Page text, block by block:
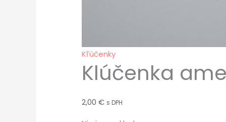
Kľúčenky
Klúčenka
2,00 € s DPH